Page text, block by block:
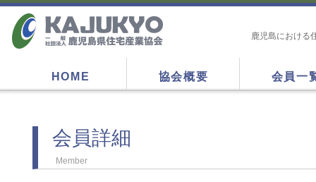
鹿児島における
HOME 協会概要 会員一
会員詳細
Member